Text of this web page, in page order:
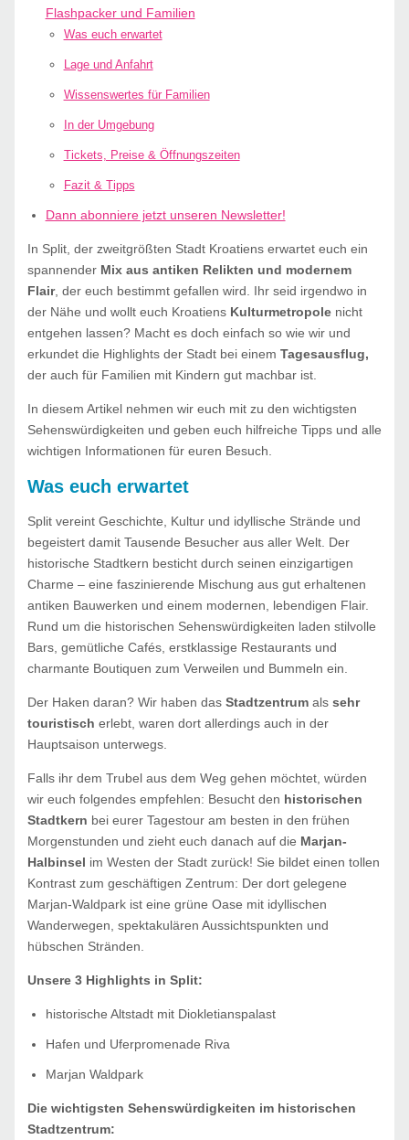
Flashpacker und Familien
Was euch erwartet
Lage und Anfahrt
Wissenswertes für Familien
In der Umgebung
Tickets, Preise & Öffnungszeiten
Fazit & Tipps
Dann abonniere jetzt unseren Newsletter!
In Split, der zweitgrößten Stadt Kroatiens erwartet euch ein
spannender Mix aus antiken Relikten und modernem
Flair, der euch bestimmt gefallen wird. Ihr seid irgendwo in
der Nähe und wollt euch Kroatiens Kulturmetropolenicht
entgehen lassen? Macht es doch einfach so wie wir und
erkundet die Highlights der Stadt bei einem Tagesausflug,
der auch für Familien mit Kindern gut machbar ist.
In diesem Artikel nehmen wir euch mit zu den wichtigsten
Sehenswürdigkeiten und geben euch hilfreiche Tipps und alle
wichtigen Informationen für euren Besuch.
Was euch erwartet
Split vereint Geschichte, Kultur und idyllische Strände und
begeistert damit Tausende Besucher aus aller Welt. Der
historische Stadtkern besticht durch seinen einzigartigen
Charme – eine faszinierende Mischung aus gut erhaltenen
antiken Bauwerken und einem modernen, lebendigen Flair.
Rund um die historischen Sehenswürdigkeiten laden stilvolle
Bars, gemütliche Cafés, erstklassige Restaurants und
charmante Boutiquen zum Verweilen und Bummeln ein.
Der Haken daran? Wir haben das Stadtzentrumalssehr
touristisch erlebt, waren dort allerdings auch in der
Hauptsaison unterwegs.
Falls ihr dem Trubel aus dem Weg gehen möchtet, würden
wir euch folgendes empfehlen: Besucht den historischen
Stadtkern bei eurer Tagestour am besten in den frühen
Morgenstunden und zieht euch danach auf die Marjan-
Halbinsel im Westen der Stadt zurück! Sie bildet einen tollen
Kontrast zum geschäftigen Zentrum: Der dort gelegene
Marjan-Waldpark ist eine grüne Oase mit idyllischen
Wanderwegen, spektakulären Aussichtspunkten und
hübschen Stränden.
Unsere 3 Highlights in Split:
historische Altstadt mit Diokletianspalast
Hafen und Uferpromenade Riva
Marjan Waldpark
Die wichtigsten Sehenswürdigkeiten im historischen
Stadtzentrum: